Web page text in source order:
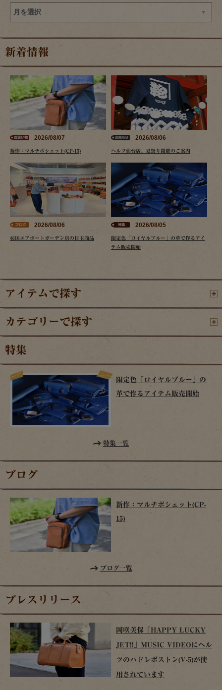
新着情報
2026/08/07
新作：マルチポシェット(CP-15)
2026/08/06
ヘルツ仙台店、夏祭り開催のご案内
2026/08/06
羽田エアポートガーデン店の目玉商品
2026/08/05
限定色「ロイヤルブルー」の革で作るアイ
テム販売開始
アイテムで探す
カテゴリーで探す
特集
限定色「ロイヤルブルー」の
革で作るアイテム販売開始
特集一覧
ブログ
新作：マルチポシェット(CP-
15)
ブログ一覧
プレスリリース
岡咲美保「HAPPY LUCKY
JET!!」MUSIC VIDEOにヘル
ツのパドレボストン(V-5)が使
用されています